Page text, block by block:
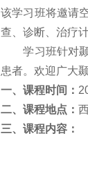
该学习班将邀请
查、诊断、治疗
学习班针对颞
患者。欢迎广大
一、课程时间：
二、课程地点：
三、课程内容：